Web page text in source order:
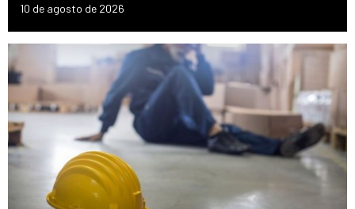
10 de agosto de 2026